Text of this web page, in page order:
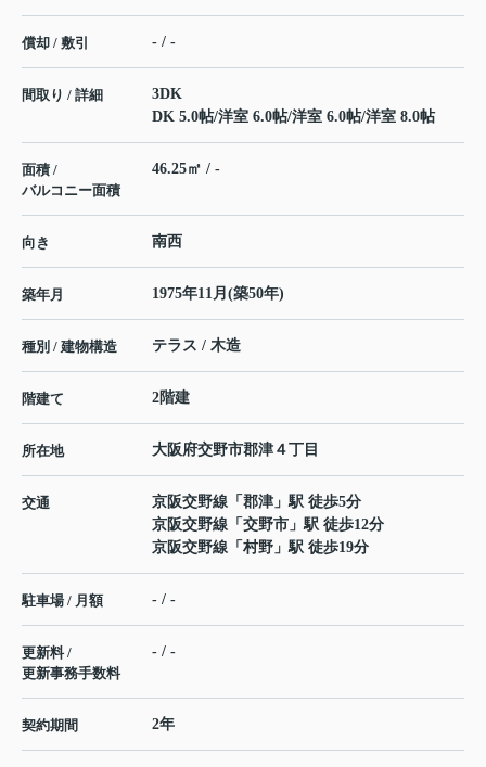
償却 / 敷引 - / -
間取り / 詳細
3DK
DK 5.0帖/洋室 6.0帖/洋室 6.0帖/洋室 8.0帖
面積 /
バルコニー面積
46.25㎡ / -
向き 南西
築年月 1975年11月(築50年)
種別 / 建物構造 テラス / 木造
階建て 2階建
所在地 大阪府交野市郡津 ４丁目
交通 京阪交野線 「 郡津 」駅 徒歩5分
京阪交野線 「 交野市 」駅 徒歩12分
京阪交野線 「 村野 」駅 徒歩19分
駐車場 / 月額 - / -
更新料 /
更新事務手数料
- / -
契約期間 2年